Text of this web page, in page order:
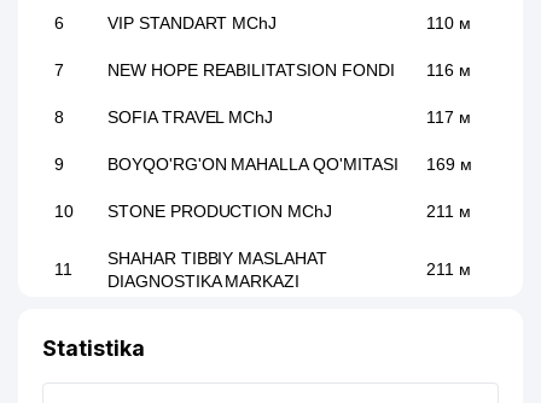
6 VIP STANDART MChJ 110 м
7 NEW HOPE REABILITATSION FONDI 116 м
8 SOFIA TRAVEL MChJ 117 м
9 BOYQO'RG'ON MAHALLA QO'MITASI 169 м
10 STONE PRODUCTION MChJ 211 м
11
SHAHAR TIBBIY MASLAHAT
DIAGNOSTIKA MARKAZI
211 м
13 217 м
Statistika